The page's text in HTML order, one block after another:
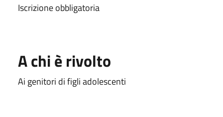
Iscrizione obbligatoria
A chi è rivolto
Ai genitori di figli adolescenti